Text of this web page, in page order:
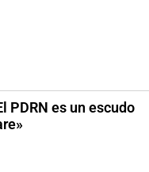
PDRN es un escudo